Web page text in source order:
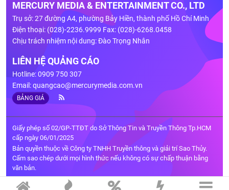
MERCURY MEDIA & ENTERTAINMENT CO., LTD
Trụ sở: 27 đường A4, phường Bảy Hiền, thành phố Hồ Chí Minh
Điện thoại: (028)-2236.9999 Fax: (028)-6268.0458
Chịu trách nhiệm nội dung: Đào Trọng Nhân
LIÊN HỆ QUẢNG CÁO
Hotline: 0909 750 307
Email:quangcao@mercurymedia.com.vn
BẢNG GIÁ
Giấy phép số 02/GP-TTĐT do Sở Thông Tin và Truyền Thông Tp.HCM
cấp ngày 06/01/2025
Bản quyền thuộc về Công ty TNHH Truyền thông và giải trí Sao Thủy.
Cấm sao chép dưới mọi hình thức nếu không có sự chấp thuận bằng
văn bản.